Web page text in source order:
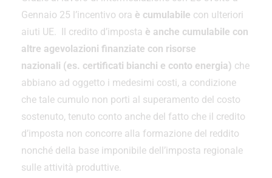
Gennaio 25 l’incentivo ora è cumulabile con ulteriori
aiuti UE. Il credito d’imposta è anche cumulabile con
altre agevolazioni finanziate con risorse
nazionali (es. certificati bianchi e conto energia) che
abbiano ad oggetto i medesimi costi, a condizione
che tale cumulo non porti al superamento del costo
sostenuto, tenuto conto anche del fatto che il credito
d’imposta non concorre alla formazione del reddito
nonché della base imponibile dell’imposta regionale
sulle attività produttive.